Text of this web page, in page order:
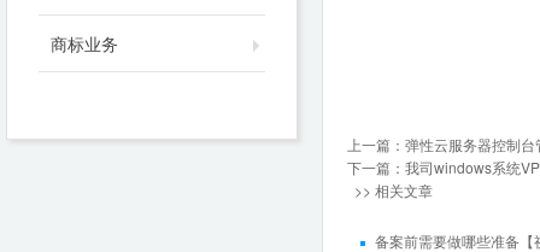
商标业务
上一篇： 弹性云服务器控制台
下一篇： 我司windows系统
>> 相关文章
备案前需要做哪些准备【